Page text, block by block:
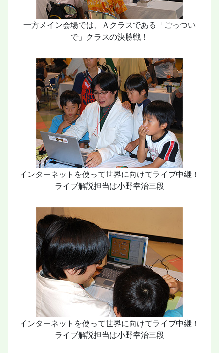
一方メイン会場では、Ａクラスである「ごっつい
で」クラスの決勝戦！
インターネットを使って世界に向けてライブ中継！
ライブ解説担当は小野幸治三段
インターネットを使って世界に向けてライブ中継！
ライブ解説担当は小野幸治三段